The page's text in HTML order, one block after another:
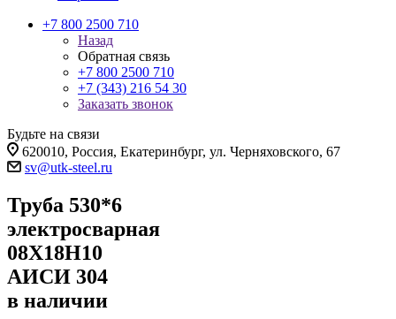
+7 800 2500 710
Назад
Обратная связь
+7 800 2500 710
+7 (343) 216 54 30
Заказать звонок
Будьте на связи
620010, Россия, Екатеринбург, ул. Черняховского, 67
sv@utk-steel.ru
Труба 530*6
электросварная
08Х18Н10
АИСИ 304
в наличии